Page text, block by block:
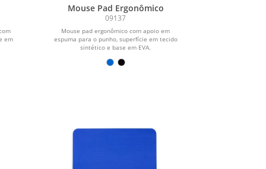
em
Mouse Pad Ergonômico
09137
Mouse pad ergonômico com apoio em
espuma para o punho, superfície em tecido
sintético e base em EVA.